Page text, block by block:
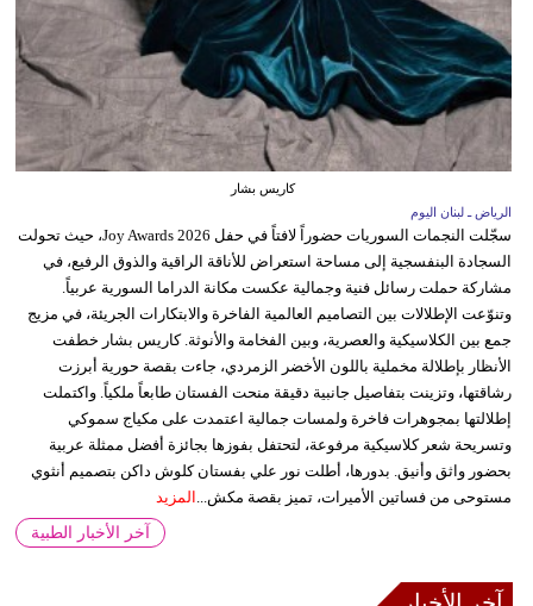
كاريس بشار
الرياض ـ لبنان اليوم
سجّلت النجمات السوريات حضوراً لافتاً في حفل Joy Awards 2026، حيث تحولت
السجادة البنفسجية إلى مساحة استعراض للأناقة الراقية والذوق الرفيع، في
مشاركة حملت رسائل فنية وجمالية عكست مكانة الدراما السورية عربياً.
وتنوّعت الإطلالات بين التصاميم العالمية الفاخرة والابتكارات الجريئة، في مزيج
جمع بين الكلاسيكية والعصرية، وبين الفخامة والأنوثة. كاريس بشار خطفت
الأنظار بإطلالة مخملية باللون الأخضر الزمردي، جاءت بقصة حورية أبرزت
رشاقتها، وتزينت بتفاصيل جانبية دقيقة منحت الفستان طابعاً ملكياً. واكتملت
إطلالتها بمجوهرات فاخرة ولمسات جمالية اعتمدت على مكياج سموكي
وتسريحة شعر كلاسيكية مرفوعة، لتحتفل بفوزها بجائزة أفضل ممثلة عربية
بحضور واثق وأنيق. بدورها، أطلت نور علي بفستان كلوش داكن بتصميم أنثوي
مستوحى من فساتين الأميرات، تميز بقصة مكش...
المزيد
آخر الأخبار الطبية